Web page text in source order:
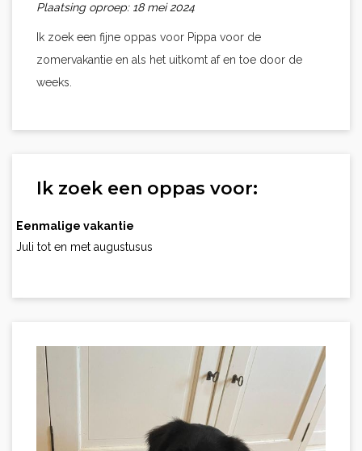
Plaatsing oproep: 18 mei 2024
Ik zoek een fijne oppas voor Pippa voor de
zomervakantie en als het uitkomt af en toe door de
weeks.
Ik zoek een oppas voor:
Eenmalige vakantie
Juli tot en met augustusus